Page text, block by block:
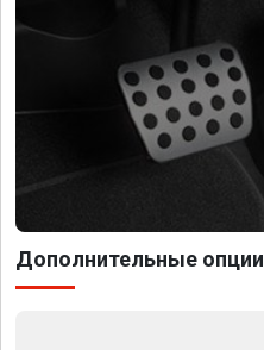
Дополнительные опции